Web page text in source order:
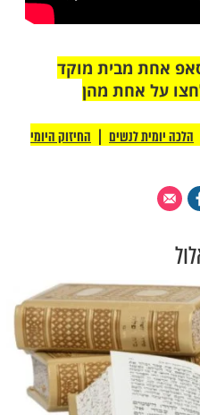
מבית מוקד
4! לחצו על אחת מהן